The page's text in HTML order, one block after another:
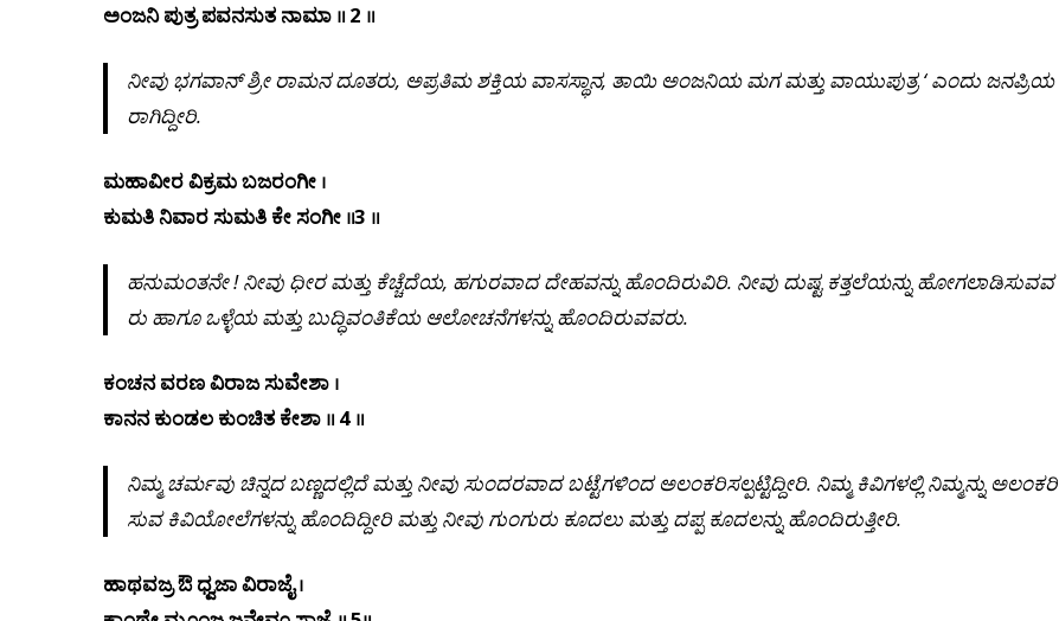
ಅಂಜನಿ ಪುತ್ರ ಪವನಸುತ ನಾಮಾ ॥ 2 ॥
ನೀವು ಭಗವಾನ್ ಶ್ರೀ ರಾಮನ ದೂತರು, ಅಪ್ರತಿಮ ಶಕ್ತಿಯ ವಾಸಸ್ಥಾನ, ತಾಯಿ ಅಂಜನಿಯ ಮಗ ಮತ್ತು ವಾಯುಪುತ್ರ‘ಎಂದು ಜನಪ್ರಿಯ
ರಾಗಿದ್ದೀರಿ.
ಮಹಾವೀರ ವಿಕ್ರಮ ಬಜರಂಗೀ ।
ಕುಮತಿ ನಿವಾರ ಸುಮತಿ ಕೇ ಸಂಗೀ ॥3 ॥
ಹನುಮಂತನೇ!ನೀವು ಧೀರ ಮತ್ತು ಕೆಚ್ಚೆದೆಯ, ಹಗುರವಾದ ದೇಹವನ್ನು ಹೊಂದಿರುವಿರಿ. ನೀವು ದುಷ್ಟ ಕತ್ತಲೆಯನ್ನು ಹೋಗಲಾಡಿಸುವವ
ರು ಹಾಗೂ ಒಳ್ಳೆಯ ಮತ್ತು ಬುದ್ಧಿವಂತಿಕೆಯ ಆಲೋಚನೆಗಳನ್ನು ಹೊಂದಿರುವವರು.
ಕಂಚನ ವರಣ ವಿರಾಜ ಸುವೇಶಾ ।
ಕಾನನ ಕುಂಡಲ ಕುಂಚಿತ ಕೇಶಾ ॥ 4 ॥
ನಿಮ್ಮ ಚರ್ಮವು ಚಿನ್ನದ ಬಣ್ಣದಲ್ಲಿದೆ ಮತ್ತು ನೀವು ಸುಂದರವಾದ ಬಟ್ಟೆಗಳಿಂದ ಅಲಂಕರಿಸಲ್ಪಟ್ಟಿದ್ದೀರಿ. ನಿಮ್ಮ ಕಿವಿಗಳಲ್ಲಿ ನಿಮ್ಮನ್ನು ಅಲಂಕರಿ
ಸುವ ಕಿವಿಯೋಲೆಗಳನ್ನು ಹೊಂದಿದ್ದೀರಿ ಮತ್ತು ನೀವು ಗುಂಗುರು ಕೂದಲು ಮತ್ತು ದಪ್ಪ ಕೂದಲನ್ನು ಹೊಂದಿರುತ್ತೀರಿ.
ಹಾಥವಜ್ರ ಔ ಧ್ವಜಾ ವಿರಾಜೈ ।